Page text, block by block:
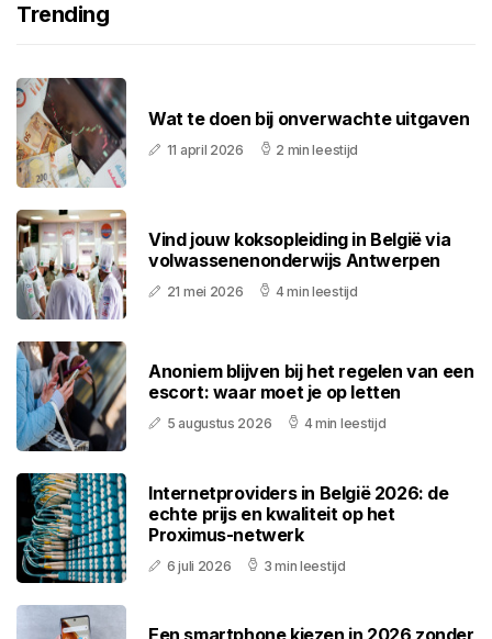
Trending
Wat te doen bij onverwachte uitgaven
11 april 2026 2 min leestijd
Vind jouw koksopleiding in België via
volwassenenonderwijs Antwerpen
21 mei 2026 4 min leestijd
Anoniem blijven bij het regelen van een
escort: waar moet je op letten
5 augustus 2026 4 min leestijd
Internetproviders in België 2026: de
echte prijs en kwaliteit op het
Proximus-netwerk
6 juli 2026 3 min leestijd